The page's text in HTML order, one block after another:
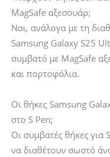
MagSafe αξεσουάρ;
Ναι, ανάλογα με τη
Samsung Galaxy S25
συμβατό με MagSafe
και πορτοφόλια.
Οι θήκες Samsung
στο S Pen;
Οι συμβατές θήκες για
να διαθέτουν σωστό